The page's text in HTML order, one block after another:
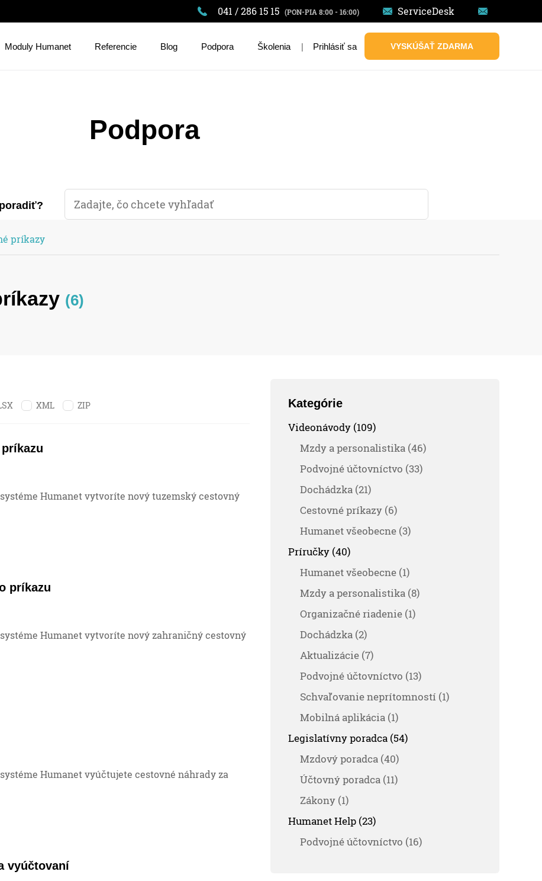
041 / 286 15 15 (PON-PIA 8:00 - 16:00) ServiceDesk
Moduly Humanet Referencie Blog Podpora Školenia | Prihlásiť sa VYSKÚŠAŤ ZDARMA
Podpora
príkazy
(6)
XML ZIP
Humanet vytvoríte nový tuzemský cestovný
príkazu
Humanet vytvoríte nový zahraničný cestovný
Humanet vyúčtujete cestovné náhrady za
vyúčtovaní
Kategórie
Videonávody (109)
Mzdy a personalistika (46)
Podvojné účtovníctvo (33)
Dochádzka (21)
Cestovné príkazy (6)
Humanet všeobecne (3)
Príručky (40)
Humanet všeobecne (1)
Mzdy a personalistika (8)
Organizačné riadenie (1)
Dochádzka (2)
Aktualizácie (7)
Podvojné účtovníctvo (13)
Schvaľovanie neprítomností (1)
Mobilná aplikácia (1)
Legislatívny poradca (54)
Mzdový poradca (40)
Účtovný poradca (11)
Zákony (1)
Humanet Help (23)
Podvojné účtovníctvo (16)